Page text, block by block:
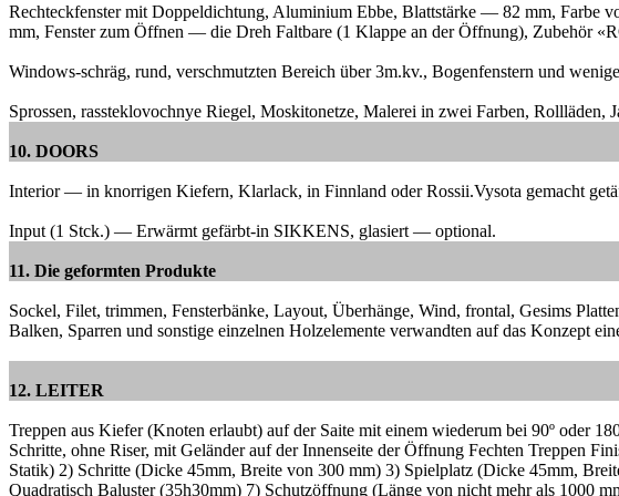
Rechteckfenster mit Doppeldichtung, Aluminium Ebbe, Blattstärke — 82 mm, Farbe
mm, Fenster zum Öffnen — die Dreh Faltbare (1 Klappe an der Öffnung), Zubehör
Windows-schräg, rund, verschmutzten Bereich über 3m.kv., Bogenfenstern und
Sprossen, rassteklovochnye Riegel, Moskitonetze, Malerei in zwei Farben, Rollläden,
10. DOORS
Interior — in knorrigen Kiefern, Klarlack, in Finnland oder Rossii.Vysota gemacht
Input (1 Stck.) — Erwärmt gefärbt-in SIKKENS, glasiert — optional.
11. Die geformten Produkte
Sockel, Filet, trimmen, Fensterbänke, Layout, Überhänge, Wind, frontal, Gesims
Balken, Sparren und sonstige einzelnen Holzelemente verwandten auf das Konzept
12. LEITER
Treppen aus Kiefer (Knoten erlaubt) auf der Saite mit einem wiederum bei 90º oder
Schritte, ohne Riser, mit Geländer auf der Innenseite der Öffnung Fechten Treppen
Statik) 2) Schritte (Dicke 45mm, Breite von 300 mm) 3) Spielplatz (Dicke 45mm,
Quadratisch Baluster (35h30mm) 7) Schutzöffnung (Länge von nicht mehr als 1000